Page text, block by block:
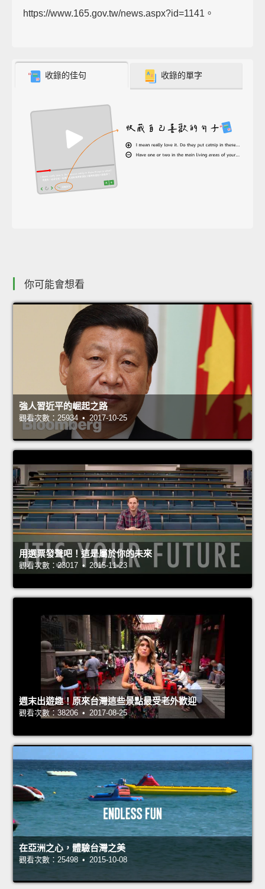
https://www.165.gov.tw/news.aspx?id=1141。
收錄的佳句 收錄的單字
你可能會想看
強人習近平的崛起之路
觀看次數：25934 • 2017-10-25
用選票發聲吧！這是屬於你的未來
觀看次數：23017 • 2015-11-23
週末出遊趣！原來台灣這些景點最受老外歡迎
觀看次數：38206 • 2017-08-25
在亞洲之心，體驗台灣之美
觀看次數：25498 • 2015-10-08